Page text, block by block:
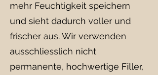
mehr Feuchtigkeit speichern
und sieht dadurch voller und
frischer aus. Wir verwenden
ausschliesslich nicht
permanente, hochwertige Filler,